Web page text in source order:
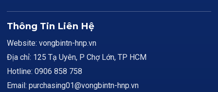
Thông Tin Liên Hệ
Website: vongbintn-hnp.vn
Địa chỉ: 125 Tạ Uyên, P Chợ Lớn, TP HCM
Hotline: 0906 858 758
Email: purchasing01@vongbintn-hnp.vn